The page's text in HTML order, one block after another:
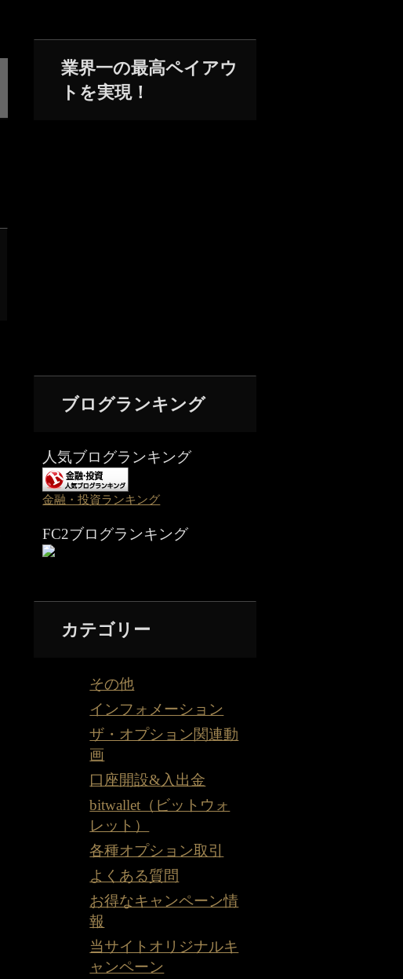
業界一の最高ペイアウ
トを実現！
ブログランキング
人気ブログランキング
金融・投資ランキング
FC2ブログランキング
カテゴリー
その他
インフォメーション
ザ・オプション関連動
画
口座開設&入出金
bitwallet（ビットウォ
レット）
各種オプション取引
よくある質問
お得なキャンペーン情
報
当サイトオリジナルキ
ャンペーン